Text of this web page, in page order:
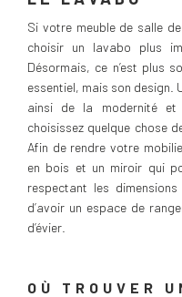
Si votre meuble de salle
choisir un lavabo plus
Désormais, ce n’est plus
essentiel, mais son design.
ainsi de la modernité et
choisissez quelque chose
Afin de rendre votre
en bois et un miroir qui
respectant les
d’avoir un espace de
d’évier.
OÙ TROUVER